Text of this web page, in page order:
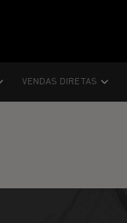
VENDAS DIRETAS